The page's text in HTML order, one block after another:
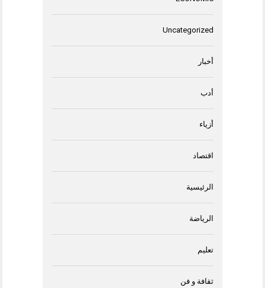
Uncategorized
أخبار
أدب
أزياء
اقتصاد
الرئيسية
الرياضة
تعليم
ثقافة و فن